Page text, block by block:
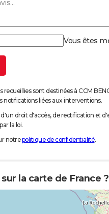
Vous êtes
recueillies sont destinées à CCM
notifications liées aux interventions.
droit d'accès, de rectification et
la loi.
notrepolitique de confidentialité.
la carte de France ?